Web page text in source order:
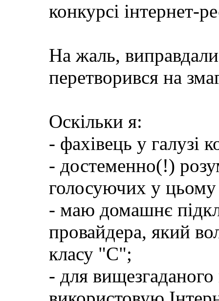
конкурсі інтернет-
На жаль,
перетворився на
Оскільки я:
- фахівець у галузі
- достеменно(!)
голосуючих у цьому
- маю домашнє
провайдера, який
класу "C";
- для